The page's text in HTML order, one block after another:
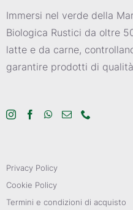
Immersi nel verde della
Biologica Rustici da oltre
latte e da carne,
garantire prodotti di
Privacy Policy
Cookie Policy
Termini e condizioni di acquisto